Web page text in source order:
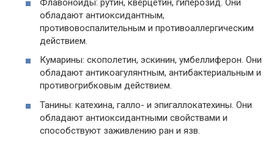
Флавоноиды: рутин, кверцетин, гиперозид. Они
обладают антиоксидантным,
противовоспалительным и противоаллергическим
действием.
Кумарины: скополетин, эскинин, умбеллиферон. Они
обладают антикоагулянтным, антибактериальным и
противогрибковым действием.
Танины: катехина, галло- и эпигаллокатехины. Они
обладают антиоксидантными свойствами и
способствуют заживлению ран и язв.